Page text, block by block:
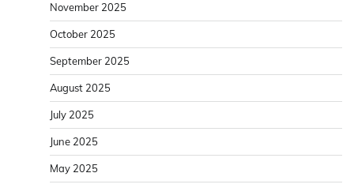
November 2025
October 2025
September 2025
August 2025
July 2025
June 2025
May 2025